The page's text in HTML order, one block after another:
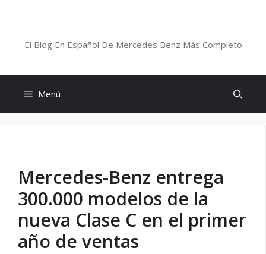
El Blog En Español De Mercedes Benz Más Completo
Menú
Mercedes-Benz entrega
300.000 modelos de la
nueva Clase C en el primer
año de ventas